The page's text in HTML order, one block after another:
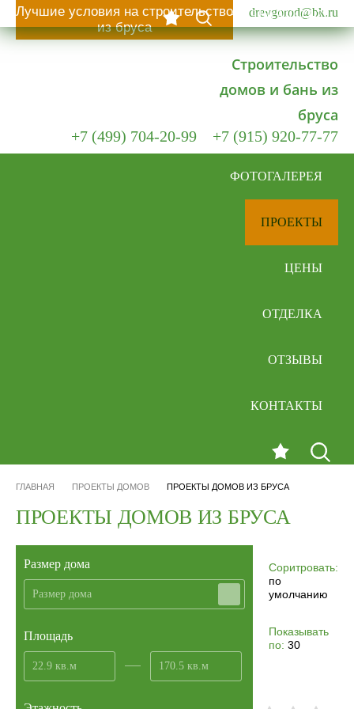
Лучшие условия на строительство
из бруса
drevgorod@bk.ru
Строительство
домов и бань из
бруса
+7 (499) 704-20-99 +7 (915) 920-77-77
ФОТОГАЛЕРЕЯ
ПРОЕКТЫ
ЦЕНЫ
ОТДЕЛКА
ОТЗЫВЫ
КОНТАКТЫ
+7 (915) 920-77-77
ГЛАВНАЯ ПРОЕКТЫ ДОМОВ ПРОЕКТЫ ДОМОВ ИЗ БРУСА
ПРОЕКТЫ ДОМОВ ИЗ БРУСА
Размер дома
Размер дома
Площадь
Соритровать:
по
умолчанию
Показывать
по: 30